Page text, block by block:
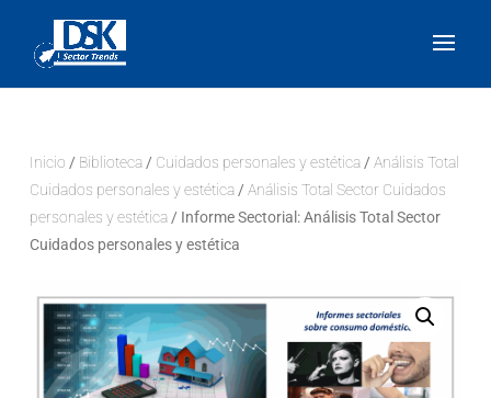
Inicio / Biblioteca/ Cuidados personales y estética/ Análisis Total
Cuidados personales y estética/ Análisis Total Sector Cuidados
personales y estética/ Informe Sectorial: Análisis Total Sector
Cuidados personales y estética